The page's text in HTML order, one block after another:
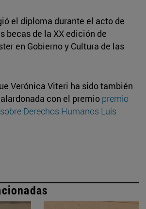
el diploma durante el acto de
becas de la XX edición de
en Gobierno y Cultura de las
Verónica Viteri ha sido también
con el premio premio
Derechos Humanos Luis